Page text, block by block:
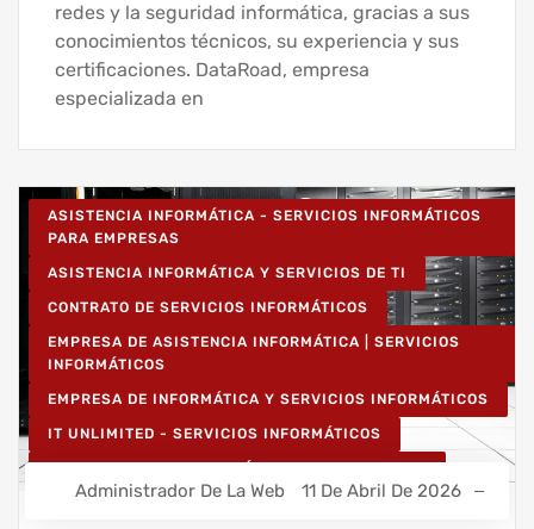
redes y la seguridad informática, gracias a sus
conocimientos técnicos, su experiencia y sus
certificaciones. DataRoad, empresa
especializada en
ASISTENCIA INFORMÁTICA - SERVICIOS INFORMÁTICOS
PARA EMPRESAS
ASISTENCIA INFORMÁTICA Y SERVICIOS DE TI
CONTRATO DE SERVICIOS INFORMÁTICOS
EMPRESA DE ASISTENCIA INFORMÁTICA | SERVICIOS
INFORMÁTICOS
EMPRESA DE INFORMÁTICA Y SERVICIOS INFORMÁTICOS
IT UNLIMITED - SERVICIOS INFORMÁTICOS
Administrador De La Web 11 De Abril De 2026